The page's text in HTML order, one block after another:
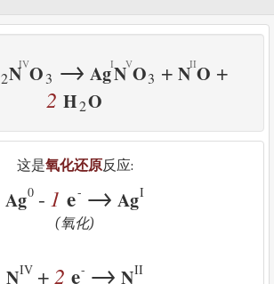
2N O3 → AgN O3 + N O +
2 H2O
这是氧化还原反应:
Ag0 - 1 e- → AgI
(氧化)
NIV + 2 e- → NII